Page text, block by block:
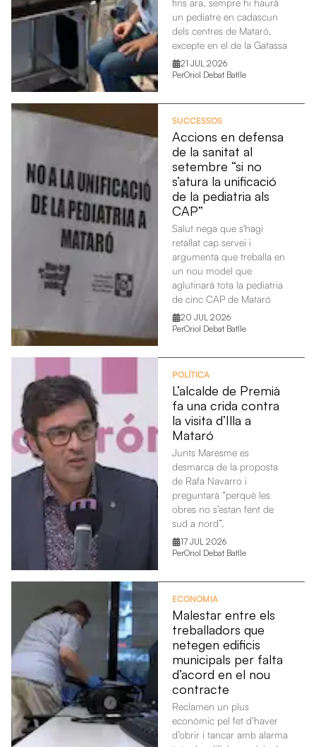
fins ara, sempre hi haurà
un pediatre en cadascun
dels centres de Mataró,
excepte en el de la Gatassa
21 JUL 2026
PerOriol Debat Batlle
SUCCESSOS
Accions en defensa
de la sanitat al
setembre “si no
s’atura la unificació
de la pediatria als
CAP”
Salut nega que s'hagi
retallat cap servei i
argumenta que treballa en
un nou model que
aglutinarà tota la pediatria
de cinc CAP de Mataró
20 JUL 2026
PerOriol Debat Batlle
POLÍTICA
L’alcalde de Premià
fa una crida contra
la visita d’Illa a
Mataró
Junts Maresme es
desmarca de la proposta
de Rafa Navarro i
preguntarà “perquè les
obres no s’estan fent de
sud a nord”.
17 JUL 2026
PerOriol Debat Batlle
ECONOMIA
Malestar entre els
treballadors que
netegen edificis
municipals per falta
d’acord en el nou
contracte
Reclamen un plus
econòmic pel fet d’haver
d’obrir i tancar amb alarma